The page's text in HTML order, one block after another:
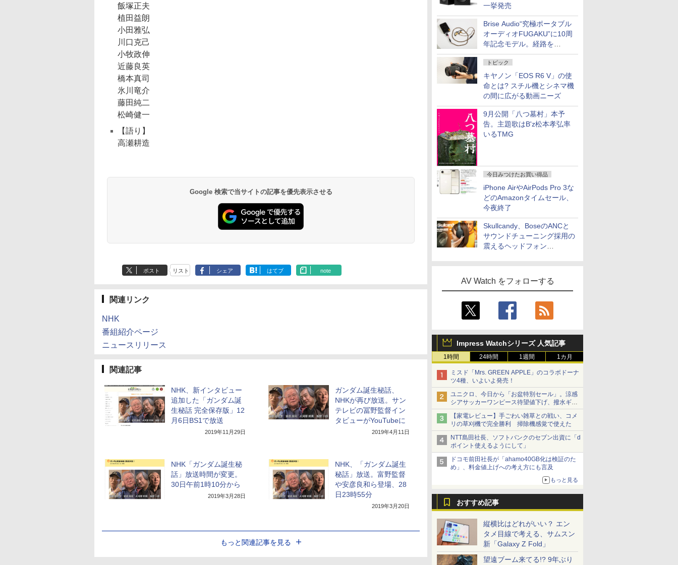
一挙発売
Brise Audio“究極ポータブル
オーディオFUGAKU”に10周
年記念モデル。経路を
NISHIKIで統一。400万円
トピック
キヤノン「EOS R6 V」の使
命とは? スチル機とシネマ機
の間に広がる動画ニーズ
9月公開「八つ墓村」本予
告。主題歌はB'z松本孝弘率
いるTMG
今日みつけたお買い得品
iPhone AirやAirPods Pro 3な
どのAmazonタイムセール、
今夜終了
Skullcandy、BoseのANCと
サウンドチューニング採用の
震えるヘッドフォン
AV Watch をフォローする
Impress Watchシリーズ 人気記事
1時間 24時間 1週間 1カ月
ミスド「Mrs. GREEN APPLE」のコラボドーナ
ツ4種、いよいよ発売！
ユニクロ、今日から「お盆特別セール」。涼感
シアサッカーワンピース待望値下げ、撥水ギア
ショーツは1990円に
【家電レビュー】手ごわい雑草との戦い、コメ
リの草刈機で完全勝利 掃除機感覚で使えた
NTT島田社長、ソフトバンクのセブン出資に「d
ポイント使えるようにして」
ドコモ前田社長が「ahamo40GB化は検証のた
め」、料金値上げへの考え方にも言及
もっと見る
おすすめ記事
縦横比はどれがいい？ エン
タメ目線で考える、サムスン
新「Galaxy Z Fold」
望遠ブーム来てる!? 9年ぶり
飯塚正夫
植田益朗
小田雅弘
川口克己
小牧政伸
近藤良英
橋本真司
氷川竜介
藤田純二
松崎健一
【語り】
高瀬耕造
Google 検索で当サイトの記事を優先表示させる
ポスト リスト シェア はてブ note
関連リンク
NHK
番組紹介ページ
ニュースリリース
関連記事
NHK、新インタビュー
追加した「ガンダム誕
生秘話 完全保存版」12
月6日BS1で放送
2019年11月29日
ガンダム誕生秘話、
NHKが再び放送。サン
テレビの冨野監督イン
タビューがYouTubeに
2019年4月11日
NHK「ガンダム誕生秘
話」放送時間が変更。
30日午前1時10分から
2019年3月28日
NHK、「ガンダム誕生
秘話」放送。富野監督
や安彦良和ら登場、28
日23時55分
2019年3月20日
もっと関連記事を見る